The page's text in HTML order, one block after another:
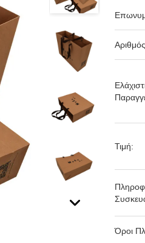
Τιμή:
Όροι